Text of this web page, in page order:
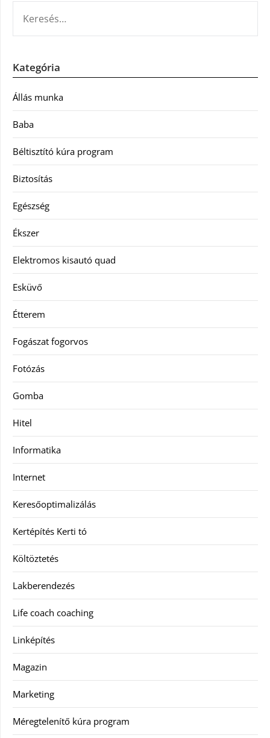
Kategória
Állás munka
Baba
Béltisztító kúra program
Biztosítás
Egészség
Ékszer
Elektromos kisautó quad
Esküvő
Étterem
Fogászat fogorvos
Fotózás
Gomba
Hitel
Informatika
Internet
Keresőoptimalizálás
Kertépítés Kerti tó
Költöztetés
Lakberendezés
Life coach coaching
Linképítés
Magazin
Marketing
Méregtelenítő kúra program